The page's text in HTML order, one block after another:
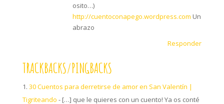
osito…)
http://cuentoconapego.wordpress.com Un
abrazo
Responder
TRACKBACKS/PINGBACKS
30 Cuentos para derretirse de amor en San Valentín |
Tigriteando - […] que le quieres con un cuento! Ya os conté